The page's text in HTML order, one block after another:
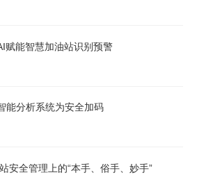
赋能智慧加油站识别预警
能分析系统为安全加码
安全管理上的“本手、俗手、妙手”